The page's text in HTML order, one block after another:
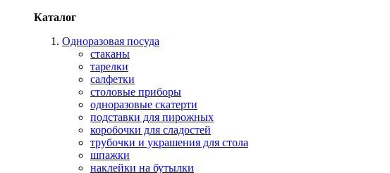
Каталог
Одноразовая посуда
стаканы
тарелки
салфетки
столовые приборы
одноразовые скатерти
подставки для пирожных
коробочки для сладостей
трубочки и украшения для стола
шпажки
наклейки на бутылки